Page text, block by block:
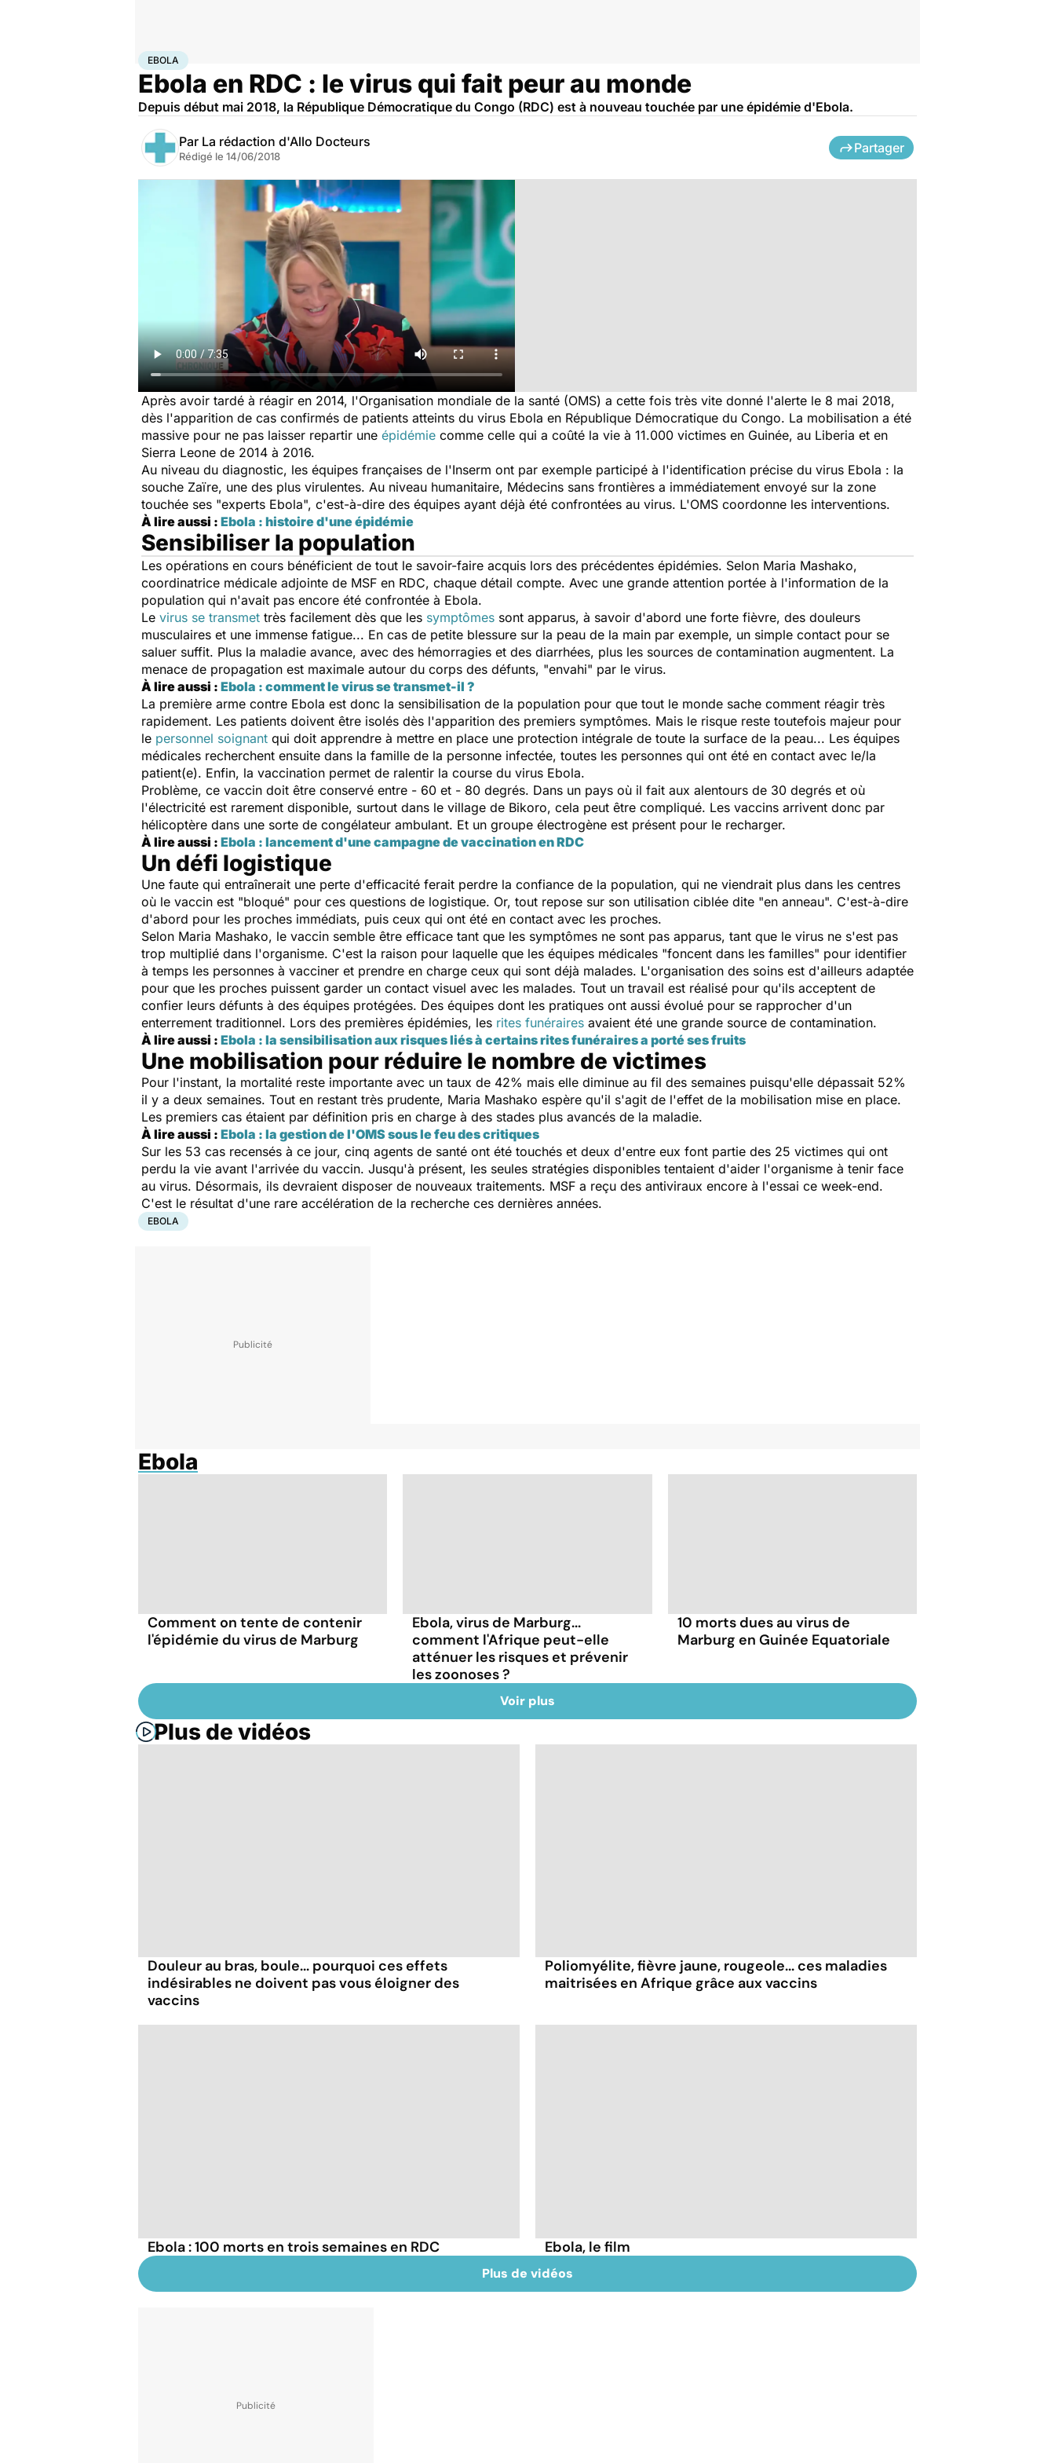
Accueil Santé
EBOLA
Ebola en RDC : le virus qui fait peur au monde
Depuis début mai 2018, la République Démocratique du Congo (RDC) est à nouveau touchée par une épidémie d'Ebola.
Par La rédaction d'Allo Docteurs
Rédigé le 14/06/2018
Partager
Après avoir tardé à réagir en 2014, l'Organisation mondiale de la santé (OMS) a cette fois très vite donné l'alerte le 8 mai 2018,
dès l'apparition de cas confirmés de patients atteints du virus Ebola en République Démocratique du Congo. La mobilisation a été
massive pour ne pas laisser repartir une épidémie comme celle qui a coûté la vie à 11.000 victimes en Guinée, au Liberia et en
Sierra Leone de 2014 à 2016.
Au niveau du diagnostic, les équipes françaises de l'Inserm ont par exemple participé à l'identification précise du virus Ebola : la
souche Zaïre, une des plus virulentes. Au niveau humanitaire, Médecins sans frontières a immédiatement envoyé sur la zone
touchée ses "experts Ebola", c'est-à-dire des équipes ayant déjà été confrontées au virus. L'OMS coordonne les interventions.
À lire aussi : Ebola : histoire d'une épidémie
Sensibiliser la population
Les opérations en cours bénéficient de tout le savoir-faire acquis lors des précédentes épidémies. Selon Maria Mashako,
coordinatrice médicale adjointe de MSF en RDC, chaque détail compte. Avec une grande attention portée à l'information de la
population qui n'avait pas encore été confrontée à Ebola.
Le virus se transmet très facilement dès que les symptômes sont apparus, à savoir d'abord une forte fièvre, des douleurs
musculaires et une immense fatigue... En cas de petite blessure sur la peau de la main par exemple, un simple contact pour se
saluer suffit. Plus la maladie avance, avec des hémorragies et des diarrhées, plus les sources de contamination augmentent. La
menace de propagation est maximale autour du corps des défunts, "envahi" par le virus.
À lire aussi : Ebola : comment le virus se transmet-il ?
La première arme contre Ebola est donc la sensibilisation de la population pour que tout le monde sache comment réagir très
rapidement. Les patients doivent être isolés dès l'apparition des premiers symptômes. Mais le risque reste toutefois majeur pour
le personnel soignant qui doit apprendre à mettre en place une protection intégrale de toute la surface de la peau... Les équipes
médicales recherchent ensuite dans la famille de la personne infectée, toutes les personnes qui ont été en contact avec le/la
patient(e). Enfin, la vaccination permet de ralentir la course du virus Ebola.
Problème, ce vaccin doit être conservé entre - 60 et - 80 degrés. Dans un pays où il fait aux alentours de 30 degrés et où
l'électricité est rarement disponible, surtout dans le village de Bikoro, cela peut être compliqué. Les vaccins arrivent donc par
hélicoptère dans une sorte de congélateur ambulant. Et un groupe électrogène est présent pour le recharger.
À lire aussi : Ebola : lancement d'une campagne de vaccination en RDC
Un défi logistique
Une faute qui entraînerait une perte d'efficacité ferait perdre la confiance de la population, qui ne viendrait plus dans les centres
où le vaccin est "bloqué" pour ces questions de logistique. Or, tout repose sur son utilisation ciblée dite "en anneau". C'est-à-dire
d'abord pour les proches immédiats, puis ceux qui ont été en contact avec les proches.
Selon Maria Mashako, le vaccin semble être efficace tant que les symptômes ne sont pas apparus, tant que le virus ne s'est pas
trop multiplié dans l'organisme. C'est la raison pour laquelle que les équipes médicales "foncent dans les familles" pour identifier
à temps les personnes à vacciner et prendre en charge ceux qui sont déjà malades. L'organisation des soins est d'ailleurs adaptée
pour que les proches puissent garder un contact visuel avec les malades. Tout un travail est réalisé pour qu'ils acceptent de
confier leurs défunts à des équipes protégées. Des équipes dont les pratiques ont aussi évolué pour se rapprocher d'un
enterrement traditionnel. Lors des premières épidémies, les rites funéraires avaient été une grande source de contamination.
À lire aussi : Ebola : la sensibilisation aux risques liés à certains rites funéraires a porté ses fruits
Une mobilisation pour réduire le nombre de victimes
Pour l'instant, la mortalité reste importante avec un taux de 42% mais elle diminue au fil des semaines puisqu'elle dépassait 52%
il y a deux semaines. Tout en restant très prudente, Maria Mashako espère qu'il s'agit de l'effet de la mobilisation mise en place.
Les premiers cas étaient par définition pris en charge à des stades plus avancés de la maladie.
À lire aussi : Ebola : la gestion de l'OMS sous le feu des critiques
Sur les 53 cas recensés à ce jour, cinq agents de santé ont été touchés et deux d'entre eux font partie des 25 victimes qui ont
perdu la vie avant l'arrivée du vaccin. Jusqu'à présent, les seules stratégies disponibles tentaient d'aider l'organisme à tenir face
au virus. Désormais, ils devraient disposer de nouveaux traitements. MSF a reçu des antiviraux encore à l'essai ce week-end.
C'est le résultat d'une rare accélération de la recherche ces dernières années.
EBOLA
Ebola
Comment on tente de contenir
l'épidémie du virus de Marburg
Ebola, virus de Marburg...
comment l'Afrique peut-elle
atténuer les risques et prévenir
les zoonoses ?
10 morts dues au virus de
Marburg en Guinée Equatoriale
Voir plus
Plus de vidéos
Douleur au bras, boule... pourquoi ces effets
indésirables ne doivent pas vous éloigner des
vaccins
Poliomyélite, fièvre jaune, rougeole... ces maladies
maitrisées en Afrique grâce aux vaccins
Ebola : 100 morts en trois semaines en RDC Ebola, le film
Plus de vidéos